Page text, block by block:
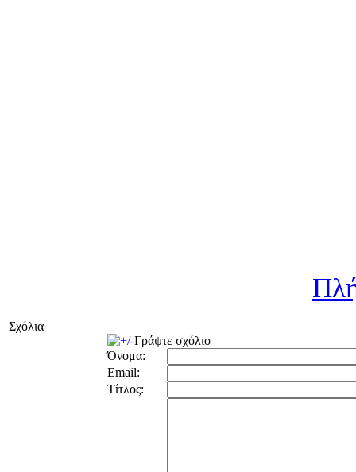
Σχόλια
Γράψτε σχόλιο
Όνομα:
Email:
Τίτλος: